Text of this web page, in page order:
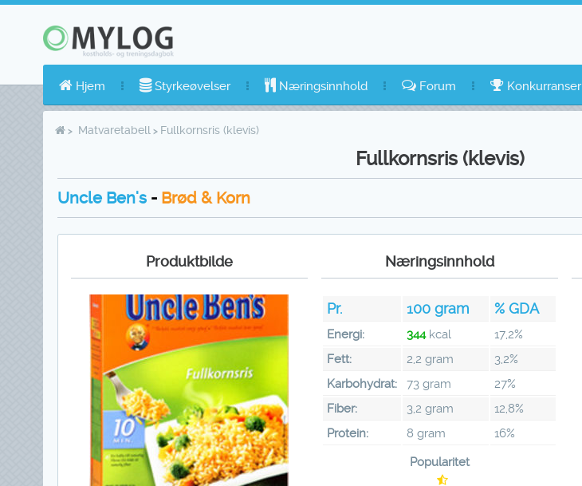
Hjem Styrkeøvelser Næringsinnhold Forum Konkurranser
Matvaretabell Fullkornsris (klevis)
Fullkornsris (klevis)
Uncle Ben's - Brød & Korn
Produktbilde Næringsinnhold
Pr. 100 gram % GDA
Energi: 344kcal
17,2%
Fett:
2,2 gram
3,2%
Karbohydrat:
73 gram
27%
Fiber:
3,2 gram
12,8%
Protein:
8 gram
16%
Popularitet